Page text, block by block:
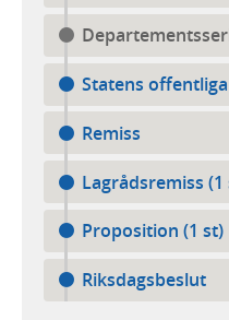
Statens
Remiss
Lagrådsremiss (1
Proposition (1 st)
Riksdagsbeslut